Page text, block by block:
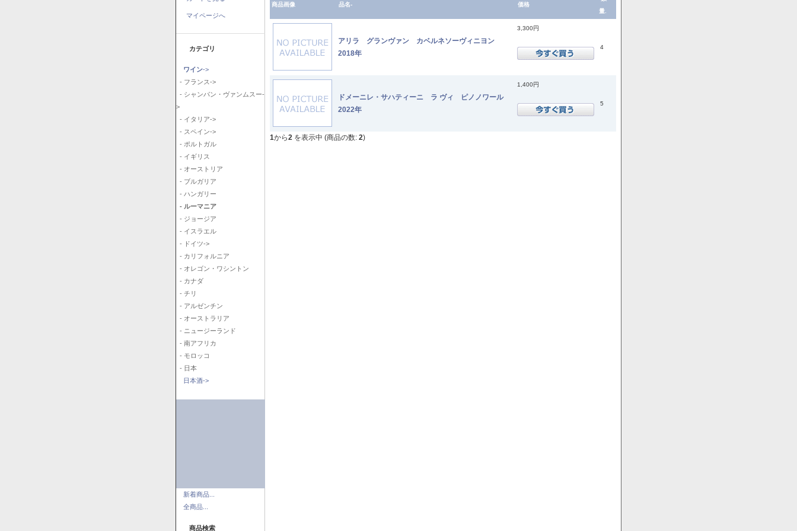
マイページへ
カテゴリ
ワイン->
- フランス->
- シャンパン・ヴァンムスー-
>
- イタリア->
- スペイン->
- ポルトガル
- イギリス
- オーストリア
- ブルガリア
- ハンガリー
- ルーマニア
- ジョージア
- イスラエル
- ドイツ->
- カリフォルニア
- オレゴン・ワシントン
- カナダ
- チリ
- アルゼンチン
- オーストラリア
- ニュージーランド
- 南アフリカ
- モロッコ
- 日本
日本酒->
新着商品...
全商品...
商品検索
商品画像 品名- 価格
量.
アリラ グランヴァン カベルネソーヴィニヨン
2018年
3,300円
4
ドメーニレ・サハティーニ ラ ヴィ ピノノワール
2022年
1,400円
5
1から2 を表示中 (商品の数: 2)